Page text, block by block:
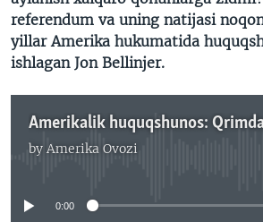
referendum va uning natijasi
yillar Amerika hukumatida
ishlagan Jon Bellinjer.
by Amerika Ovozi
No media source
0:00